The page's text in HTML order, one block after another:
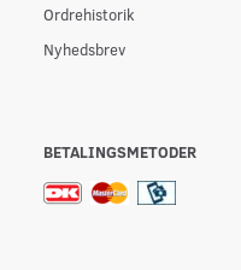
Ordrehistorik
Nyhedsbrev
BETALINGSMETODER